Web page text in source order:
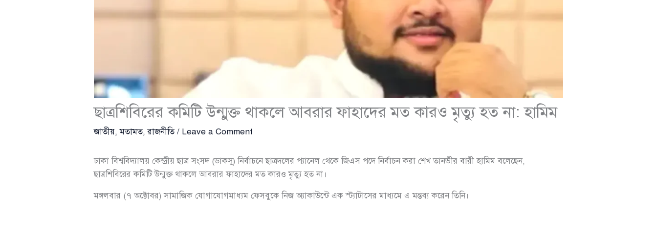
ছাত্রশিবিরের কমিটি উন্মুক্ত থাকলে আবরার ফাহাদের মত কারও মৃত্যু হত না: হামিম
জাতীয়,মতামত,রাজনীতি/ Leave a Comment
ঢাকা বিশ্ববিদ্যালয় কেন্দ্রীয় ছাত্র সংসদ (ডাকসু) নির্বাচনে ছাত্রদলের প্যানেল থেকে জিএস পদে নির্বাচন করা শেখ তানভীর বারী হামিম বলেছেন,
ছাত্রশিবিরের কমিটি উন্মুক্ত থাকলে আবরার ফাহাদের মত কারও মৃত্যু হত না।
মঙ্গলবার (৭ অক্টোবর) সামাজিক যোগাযোগমাধ্যম ফেসবুকে নিজ অ্যাকাউন্টে এক স্ট্যাটাসের মাধ্যমে এ মন্তব্য করেন তিনি।